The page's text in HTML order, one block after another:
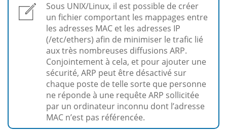
Sous UNIX/Linux, il est possible de créer
un fichier comportant les mappages entre
les adresses MAC et les adresses IP
(/etc/ethers) afin de minimiser le trafic lié
aux très nombreuses diffusions ARP.
Conjointement à cela, et pour ajouter une
sécurité, ARP peut être désactivé sur
chaque poste de telle sorte que personne
ne réponde à une requête ARP sollicitée
par un ordinateur inconnu dont l’adresse
MAC n’est pas référencée.